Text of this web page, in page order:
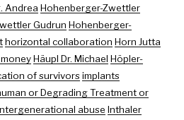
Andrea Hohenberger-Zwettler
Gudrun Hohenberger-
horizontal collaboration Horn Jutta
Häupl Dr. Michael Höpler-
of survivorsimplants
or Degrading Treatment or
abuse Inthaler